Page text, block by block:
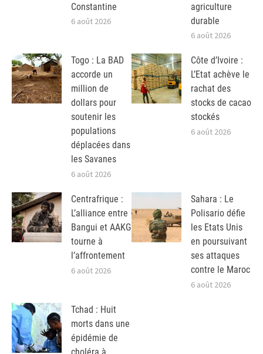
Constantine
6 août 2026
agriculture
durable
6 août 2026
Togo : La BAD
accorde un
million de
dollars pour
soutenir les
populations
déplacées dans
les Savanes
6 août 2026
Côte d’Ivoire :
L’Etat achève le
rachat des
stocks de cacao
stockés
6 août 2026
Centrafrique :
L’alliance entre
Bangui et AAKG
tourne à
l’affrontement
6 août 2026
Sahara : Le
Polisario défie
les Etats Unis
en poursuivant
ses attaques
contre le Maroc
6 août 2026
Tchad : Huit
morts dans une
épidémie de